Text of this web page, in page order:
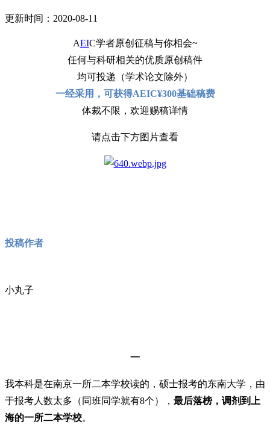
更新时间： 2020-08-11
AEIC学者原创征稿与你相会~
任何与科研相关的优质原创稿件
均可投递（学术论文除外）
一经采用，可获得AEIC¥300基础稿费
体裁不限，欢迎赐稿详情
请点击下方图片查看
投稿作者
小丸子
一
我本科是在南京一所二本学校读的，硕士报考的东南大学，由
于报考人数太多（同班同学就有8个）， 最后落榜，调剂到上
海的一所二本学校。